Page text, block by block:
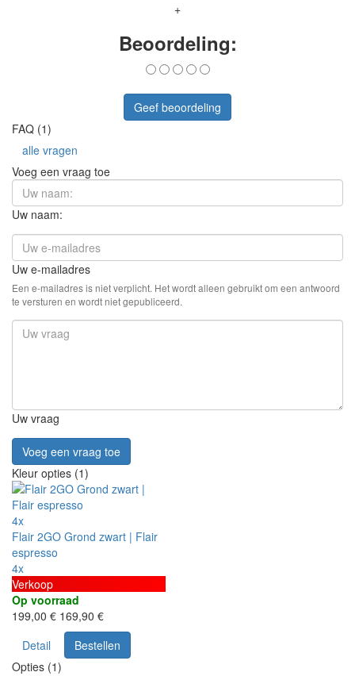
+
Beoordeling:
Geef beoordeling
FAQ (1)
alle vragen
Voeg een vraag toe
Uw naam:
Uw e-mailadres
Een e-mailadres is niet verplicht. Het wordt alleen gebruikt om een antwoord
te versturen en wordt niet gepubliceerd.
Uw vraag
Voeg een vraag toe
Kleur opties (1)
4x
Flair 2GO Grond zwart | Flair
espresso
4x
Verkoop
Op voorraad
199,00 € 169,90 €
Detail
Bestellen
Opties (1)